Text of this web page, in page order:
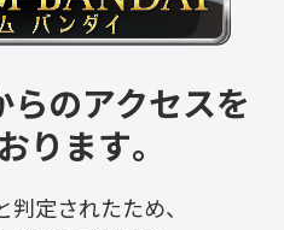
のアクセスを
ります。
定されたため、